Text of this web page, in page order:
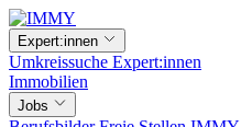
Expert:innen
Umkreissuche Expert:innen
Immobilien
Jobs